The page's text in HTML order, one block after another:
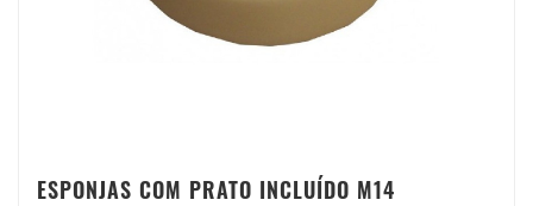
ESPONJAS COM PRATO INCLUÍDO M14